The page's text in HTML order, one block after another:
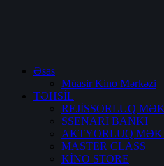
Əsas
Müasir Kino Mərkəzi
TƏHSİL
REJİSSORLUQ
SSENARİ BANKI
AKTYORLUQ
MASTER CLASS
KİNO STORE